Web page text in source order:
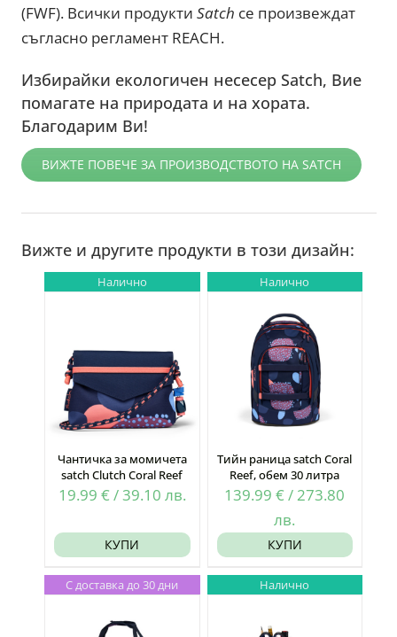
(FWF). Всички продуктиSatch се произвеждат
съгласно регламент REACH.
Избирайки екологичен несесер Satch, Вие
помагате на природата и на хората.
Благодарим Ви!
ВИЖТЕ ПОВЕЧЕ ЗА ПРОИЗВОДСТВОТО НА SATCH
Вижте и другите продукти в този дизайн:
Налично
Чантичка за момичета
satch Clutch Coral Reef
19.99 € /39.10 лв.
КУПИ
Налично
Тийн раница satch Coral
Reef, обем 30 литра
139.99€ / 273.80
лв.
КУПИ
С доставка до 30 дни Налично